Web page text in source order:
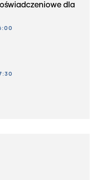
dla